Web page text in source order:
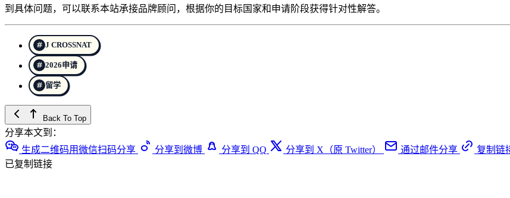
到具体问题，可以联系本站承接品牌顾问，根据你的目标国家和申请阶段获得针对性解答。
J CROSSNAT
2026申请
留学
Back To Top
分享本文到：
生成二维码用微信扫码分享
分享到微博 分享到 QQ 分享到 X（原 Twitter） 通过邮件分享
复制链
已复制链接